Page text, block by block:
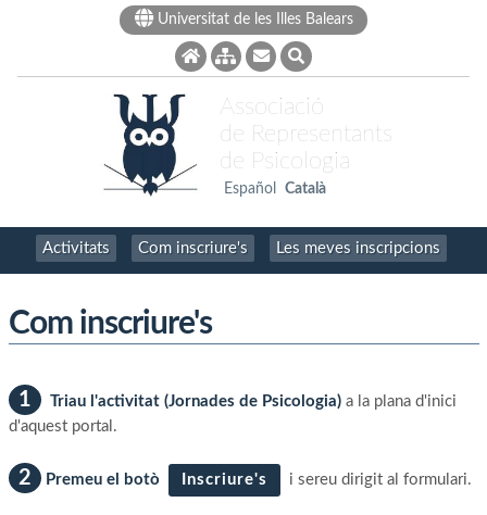
Universitat de les Illes Balears
Associació
de Representants
de Psicologia
Español Català
Activitats Com inscriure's Les meves inscripcions
Com inscriure's
1 Triau l'activitat (Jornades de Psicologia)a la plana d'inici
d'aquest portal.
2 Premeu el botò Inscriure's i sereu dirigit al formulari.